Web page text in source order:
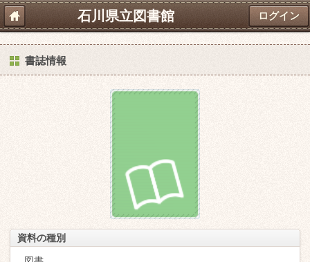
石川県立図書館 ログイン
書誌情報
資料の種別